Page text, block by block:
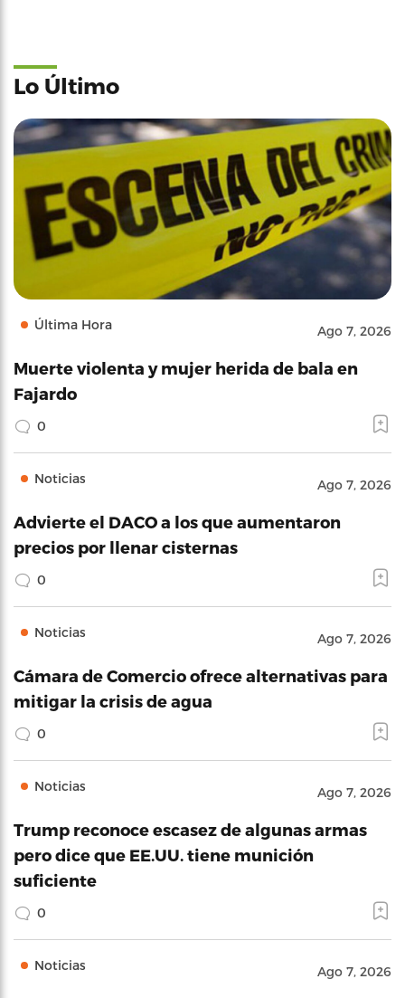
Lo Último
Última Hora Ago 7, 2026
Muerte violenta y mujer herida de bala en
Fajardo
0
Noticias Ago 7, 2026
Advierte el DACO a los que aumentaron
precios por llenar cisternas
0
Noticias Ago 7, 2026
Cámara de Comercio ofrece alternativas para
mitigar la crisis de agua
0
Noticias Ago 7, 2026
Trump reconoce escasez de algunas armas
pero dice que EE.UU. tiene munición
suficiente
0
Noticias Ago 7, 2026